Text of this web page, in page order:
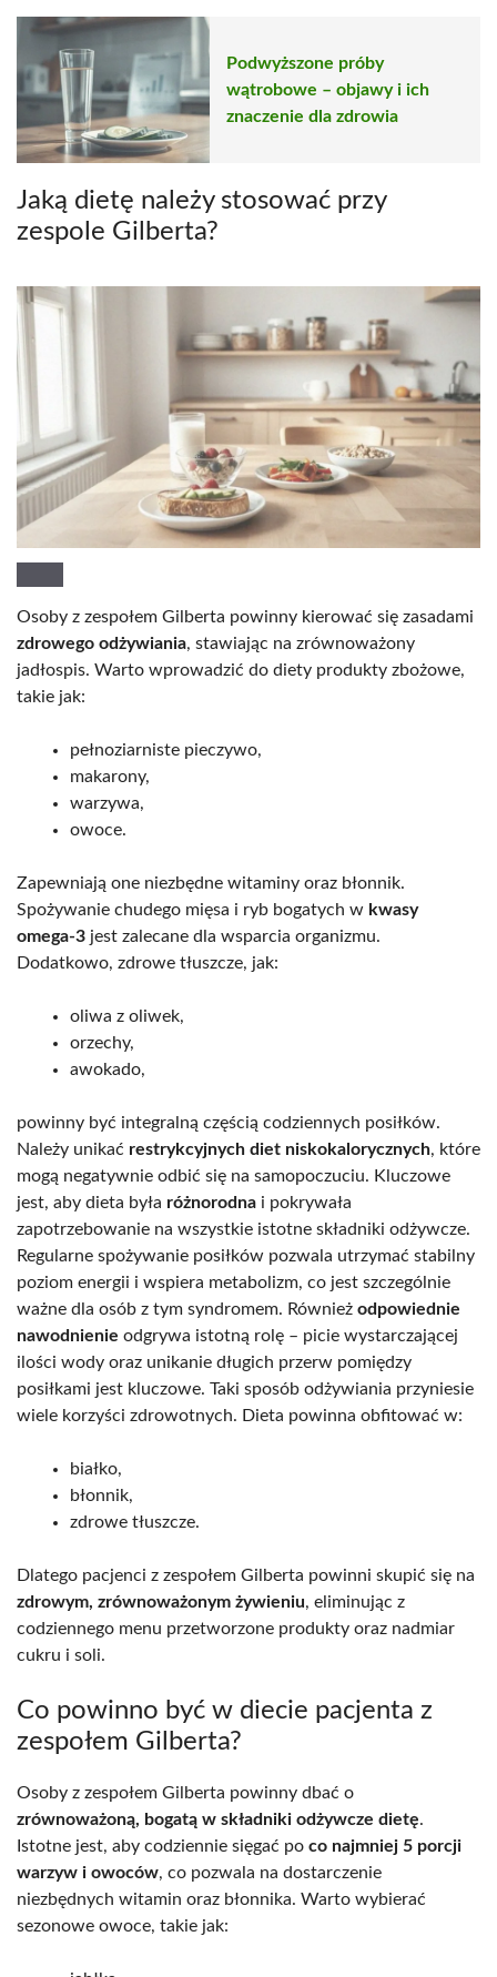
Podwyższone próby
wątrobowe – objawy i ich
znaczenie dla zdrowia
Jaką dietę należy stosować przy
zespole Gilberta?
Osoby z zespołem Gilberta powinny kierować się zasadami
zdrowego odżywiania, stawiając na zrównoważony
jadłospis. Warto wprowadzić do diety produkty zbożowe,
takie jak:
pełnoziarniste pieczywo,
makarony,
warzywa,
owoce.
Zapewniają one niezbędne witaminy oraz błonnik.
Spożywanie chudego mięsa i ryb bogatych w kwasy
omega-3 jest zalecane dla wsparcia organizmu.
Dodatkowo, zdrowe tłuszcze, jak:
oliwa z oliwek,
orzechy,
awokado,
powinny być integralną częścią codziennych posiłków.
Należy unikać restrykcyjnych diet niskokalorycznych, które
mogą negatywnie odbić się na samopoczuciu. Kluczowe
jest, aby dieta była różnorodna i pokrywała
zapotrzebowanie na wszystkie istotne składniki odżywcze.
Regularne spożywanie posiłków pozwala utrzymać stabilny
poziom energii i wspiera metabolizm, co jest szczególnie
ważne dla osób z tym syndromem. Również odpowiednie
nawodnienie odgrywa istotną rolę – picie wystarczającej
ilości wody oraz unikanie długich przerw pomiędzy
posiłkami jest kluczowe. Taki sposób odżywiania przyniesie
wiele korzyści zdrowotnych. Dieta powinna obfitować w:
białko,
błonnik,
zdrowe tłuszcze.
Dlatego pacjenci z zespołem Gilberta powinni skupić się na
zdrowym, zrównoważonym żywieniu, eliminując z
codziennego menu przetworzone produkty oraz nadmiar
cukru i soli.
Co powinno być w diecie pacjenta z
zespołem Gilberta?
Osoby z zespołem Gilberta powinny dbać o
zrównoważoną, bogatą w składniki odżywcze dietę.
Istotne jest, aby codziennie sięgać po co najmniej 5 porcji
warzyw i owoców, co pozwala na dostarczenie
niezbędnych witamin oraz błonnika. Warto wybierać
sezonowe owoce, takie jak: